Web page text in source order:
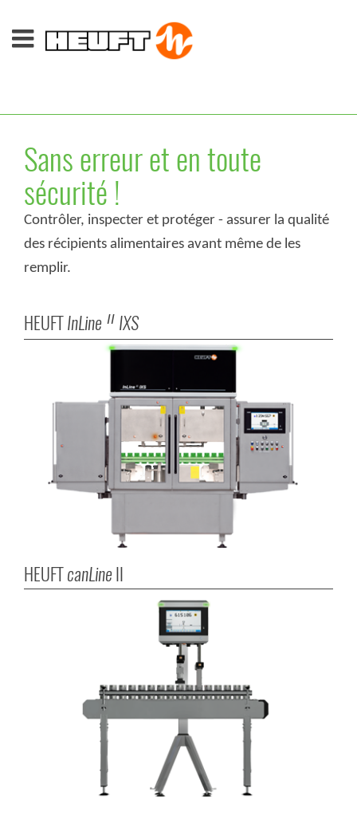
Sans erreur et en toute
sécurité !
Contrôler, inspecter et protéger - assurer la qualité
des récipients alimentaires avant même de les
remplir.
HEUFTInLine II IXS
HEUFTcanLineII